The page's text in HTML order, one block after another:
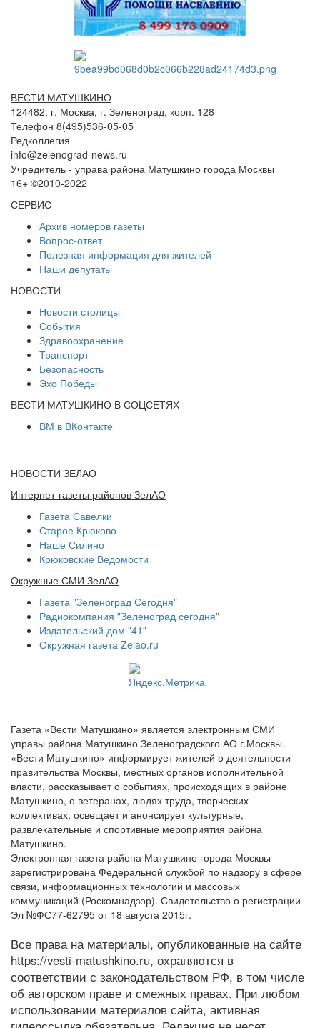
ВЕСТИ МАТУШКИНО
124482, г. Москва, г. Зеленоград, корп. 128
Телефон 8(495)536-05-05
Редколлегия
info@zelenograd-news.ru
Учредитель - управа района Матушкино города Москвы
16+ ©2010-2022
СЕРВИС
Архив номеров газеты
Вопрос-ответ
Полезная информация для жителей
Наши депутаты
НОВОСТИ
Новости столицы
События
Здравоохранение
Транспорт
Безопасность
Эхо Победы
ВЕСТИ МАТУШКИНО В СОЦСЕТЯХ
ВМ в ВКонтакте
НОВОСТИ ЗЕЛАО
Интернет-газеты районов ЗелАО
Газета Савелки
Старое Крюково
Наше Силино
Крюковские Ведомости
Окружные СМИ ЗелАО
Газета "Зеленоград Сегодня"
Радиокомпания "Зеленоград сегодня"
Издательский дом "41"
Окружная газета Zelao.ru
Газета «Вести Матушкино» является электронным СМИ
управы района Матушкино Зеленоградского АО г.Москвы.
«Вести Матушкино» информирует жителей о деятельности
правительства Москвы, местных органов исполнительной
власти, рассказывает о событиях, происходящих в районе
Матушкино, о ветеранах, людях труда, творческих
коллективах, освещает и анонсирует культурные,
развлекательные и спортивные мероприятия района
Матушкино.
Электронная газета района Матушкино города Москвы
зарегистрирована Федеральной службой по надзору в сфере
связи, информационных технологий и массовых
коммуникаций (Роскомнадзор). Свидетельство о регистрации
Эл №ФС77-62795 от 18 августа 2015г.
Все права на материалы, опубликованные на сайте
https://vesti-matushkino.ru, охраняются в
соответствии с законодательством РФ, в том числе
об авторском праве и смежных правах. При любом
использовании материалов сайта, активная